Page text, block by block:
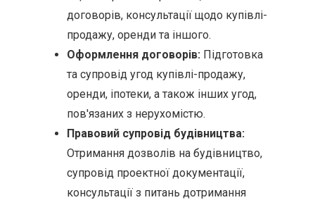
договорів, консультації щодо купівлі-
продажу, оренди та іншого.
Оформлення договорів: Підготовка
та супровід угод купівлі-продажу,
оренди, іпотеки, а також інших угод,
пов'язаних з нерухомістю.
Правовий супровід будівництва:
Отримання дозволів на будівництво,
супровід проектної документації,
консультації з питань дотримання